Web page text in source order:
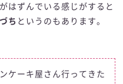
はずんでいる感じがすると
ち というのもあります。
ケーキ屋さん行ってきた